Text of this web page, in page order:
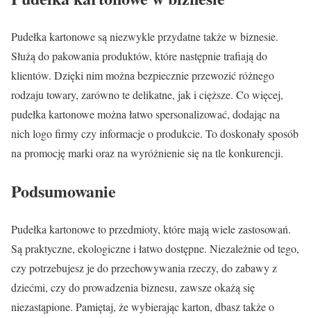
Pudełka kartonowe są niezwykle przydatne także w biznesie.
Służą do pakowania produktów, które następnie trafiają do
klientów. Dzięki nim można bezpiecznie przewozić różnego
rodzaju towary, zarówno te delikatne, jak i cięższe. Co więcej,
pudełka kartonowe można łatwo spersonalizować, dodając na
nich logo firmy czy informacje o produkcie. To doskonały sposób
na promocję marki oraz na wyróżnienie się na tle konkurencji.
Podsumowanie
Pudełka kartonowe to przedmioty, które mają wiele zastosowań.
Są praktyczne, ekologiczne i łatwo dostępne. Niezależnie od tego,
czy potrzebujesz je do przechowywania rzeczy, do zabawy z
dziećmi, czy do prowadzenia biznesu, zawsze okażą się
niezastąpione. Pamiętaj, że wybierając karton, dbasz także o